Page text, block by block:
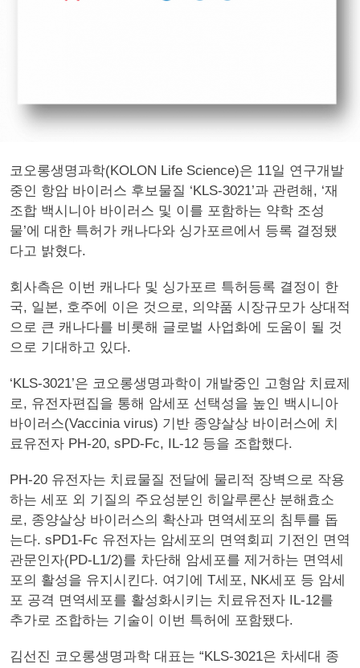
코오롱생명과학(KOLON Life Science)은 11일 연구개발
중인 항암 바이러스 후보물질 ‘KLS-3021’과 관련해, ‘재
조합 백시니아 바이러스 및 이를 포함하는 약학 조성
물’에 대한 특허가 캐나다와 싱가포르에서 등록 결정됐
다고 밝혔다.
회사측은 이번 캐나다 및 싱가포르 특허등록 결정이 한
국, 일본, 호주에 이은 것으로, 의약품 시장규모가 상대적
으로 큰 캐나다를 비롯해 글로벌 사업화에 도움이 될 것
으로 기대하고 있다.
‘KLS-3021’은 코오롱생명과학이 개발중인 고형암 치료제
로, 유전자편집을 통해 암세포 선택성을 높인 백시니아
바이러스(Vaccinia virus) 기반 종양살상 바이러스에 치
료유전자 PH-20, sPD-Fc, IL-12 등을 조합했다.
PH-20 유전자는 치료물질 전달에 물리적 장벽으로 작용
하는 세포 외 기질의 주요성분인 히알루론산 분해효소
로, 종양살상 바이러스의 확산과 면역세포의 침투를 돕
는다. sPD1-Fc 유전자는 암세포의 면역회피 기전인 면역
관문인자(PD-L1/2)를 차단해 암세포를 제거하는 면역세
포의 활성을 유지시킨다. 여기에 T세포, NK세포 등 암세
포 공격 면역세포를 활성화시키는 치료유전자 IL-12를
추가로 조합하는 기술이 이번 특허에 포함됐다.
김선진 코오롱생명과학 대표는 “KLS-3021은 차세대 종